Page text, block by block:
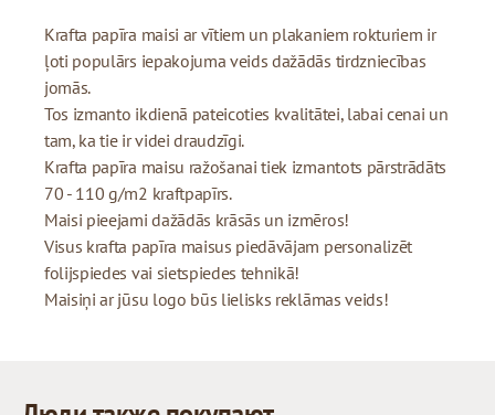
Krafta papīra maisi ar vītiem un plakaniem rokturiem ir
ļoti populārs iepakojuma veids dažādās tirdzniecības
jomās.
Tos izmanto ikdienā pateicoties kvalitātei, labai cenai un
tam, ka tie ir videi draudzīgi.
Krafta papīra maisu ražošanai tiek izmantots pārstrādāts
70 - 110 g/m2 kraftpapīrs.
Maisi pieejami dažādās krāsās un izmēros!
Visus krafta papīra maisus piedāvājam personalizēt
folijspiedes vai sietspiedes tehnikā!
Maisiņi ar jūsu logo būs lielisks reklāmas veids!